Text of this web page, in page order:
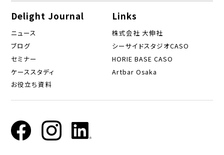
Delight Journal
ニュース
ブログ
セミナー
ケーススタディ
お役立ち資料
Links
株式会社 大伸社
シーサイドスタジオCASO
HORIE BASE CASO
Artbar Osaka